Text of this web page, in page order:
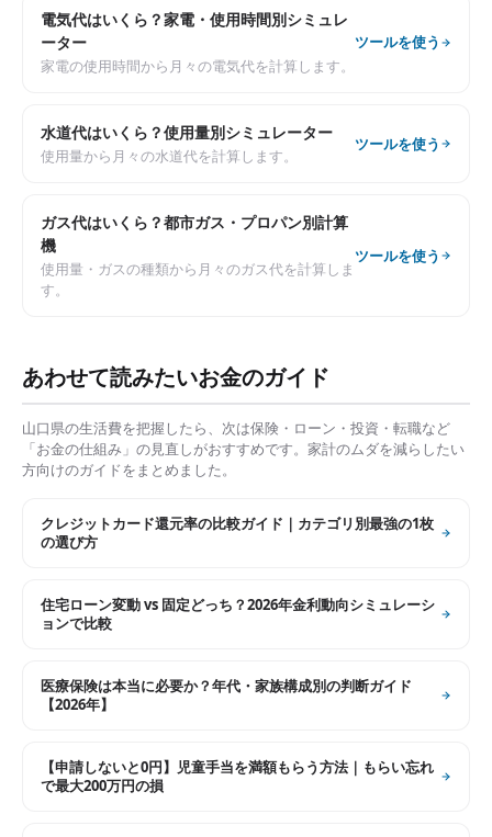
電気代はいくら？家電・使用時間別シミュレ
ーター
家電の使用時間から月々の電気代を計算します。
ツールを使う
水道代はいくら？使用量別シミュレーター
使用量から月々の水道代を計算します。
ツールを使う
ガス代はいくら？都市ガス・プロパン別計算
機
使用量・ガスの種類から月々のガス代を計算しま
す。
ツールを使う
あわせて読みたいお金のガイド
山口県の生活費を把握したら、次は保険・ローン・投資・転職など
「お金の仕組み」の見直しがおすすめです。家計のムダを減らしたい
方向けのガイドをまとめました。
クレジットカード還元率の比較ガイド｜カテゴリ別最強の1枚
の選び方
住宅ローン変動 vs 固定どっち？2026年金利動向シミュレーシ
ョンで比較
医療保険は本当に必要か？年代・家族構成別の判断ガイド
【2026年】
【申請しないと0円】児童手当を満額もらう方法｜もらい忘れ
で最大200万円の損